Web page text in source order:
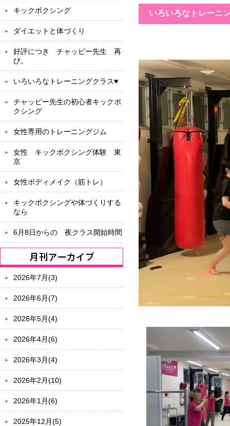
いろいろなトレーニ
キックボクシング
ダイエットと体づくり
好評につき チャッピー先生 再
び。
いろいろなトレーニングクラス♥
チャッピー先生の初心者キックボ
クシング
女性専用のトレーニングジム
女性 キックボクシング体験 東
京
女性ボディメイク（筋トレ）
キックボクシングや体づくりする
なら
6月8日からの 夜クラス開始時間
2026年7月(3)
2026年6月(7)
2026年5月(4)
2026年4月(6)
2026年3月(4)
2026年2月(10)
2026年1月(6)
2025年12月(5)